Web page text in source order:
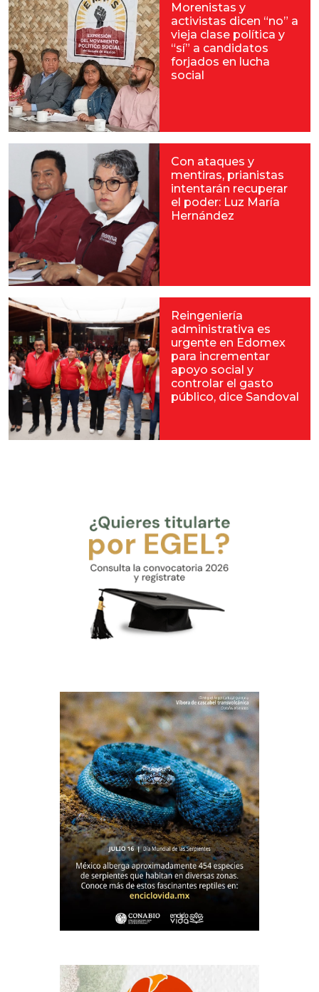
Morenistas y
activistas dicen “no” a
vieja clase política y
“sí” a candidatos
forjados en lucha
social
Con ataques y
mentiras, prianistas
intentarán recuperar
el poder: Luz María
Hernández
Reingeniería
administrativa es
urgente en Edomex
para incrementar
apoyo social y
controlar el gasto
público, dice Sandoval